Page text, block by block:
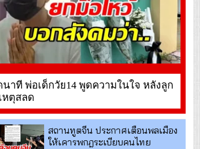
นาที พ่อเด็กวัย14 พูดความในใจ หลังลูก
หตุสลด
สถานทูตจีน ประกาศเตือนพลเมือง
ให้เคารพกฎระเบียบคนไทย